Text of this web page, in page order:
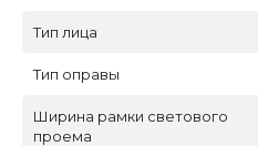
Тип лица
Тип оправы
Ширина рамки светового
проема